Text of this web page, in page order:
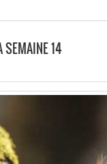
SEMAINE 14